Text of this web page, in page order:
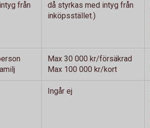
från
då styrkas med intyg från
inköpsstället.)
Max 30 000 kr/försäkrad
Max 100 000 kr/kort
Ingår ej